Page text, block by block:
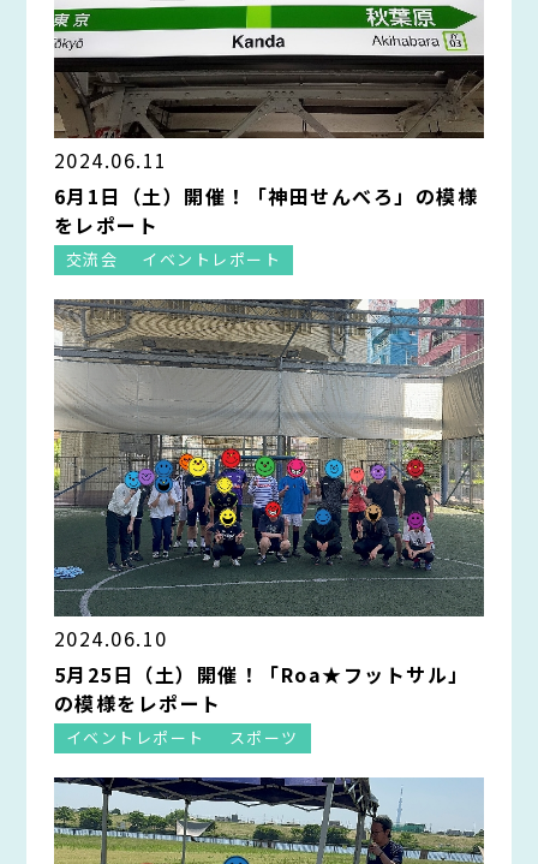
2024.06.11
6月1日（土）開催！「神田せんべろ」の模様
をレポート
交流会 イベントレポート
2024.06.10
5月25日（土）開催！「Roa★フットサル」
の模様をレポート
イベントレポート スポーツ